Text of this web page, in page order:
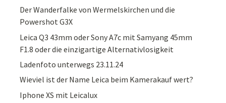
Der Wanderfalke von Wermelskirchen und die
Powershot G3X
Leica Q3 43mm oder Sony A7c mit Samyang 45mm
F1.8 oder die einzigartige Alternativlosigkeit
Ladenfoto unterwegs 23.11.24
Wieviel ist der Name Leica beim Kamerakauf wert?
Iphone XS mit Leicalux